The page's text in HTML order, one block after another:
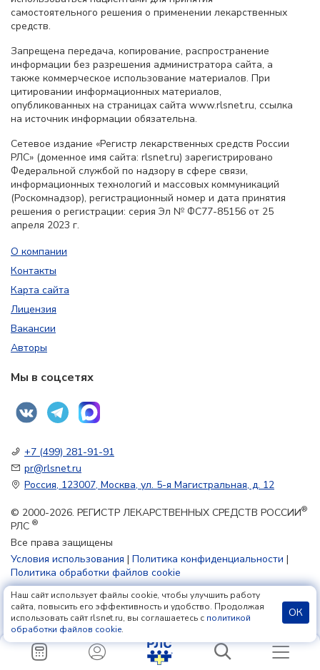
самостоятельного решения о применении лекарственных
средств.
Запрещена передача, копирование, распространение
информации без разрешения администратора сайта, а
также коммерческое использование материалов. При
цитировании информационных материалов,
опубликованных на страницах сайта www.rlsnet.ru, ссылка
на источник информации обязательна.
Сетевое издание «Регистр лекарственных средств России
РЛС» (доменное имя сайта: rlsnet.ru) зарегистрировано
Федеральной службой по надзору в сфере связи,
информационных технологий и массовых коммуникаций
(Роскомнадзор), регистрационный номер и дата принятия
решения о регистрации: серия Эл № ФС77-85156 от 25
апреля 2023 г.
О компании
Контакты
Карта сайта
Лицензия
Вакансии
Авторы
Мы в соцсетях
+7 (499) 281-91-91
pr@rlsnet.ru
Россия, 123007, Москва, ул. 5-я Магистральная, д. 12
© 2000-2026. РЕГИСТР ЛЕКАРСТВЕННЫХ СРЕДСТВ РОССИИ®
РЛС ®
Все права защищены
Условия использования | Политика конфиденциальности |
Политика обработки файлов cookie
18+
Наш сайт использует файлы cookie, чтобы улучшить работу
сайта, повысить его эффективность и удобство. Продолжая
использовать сайт rlsnet.ru, вы соглашаетесь с политикой
обработки файлов cookie.
ОК